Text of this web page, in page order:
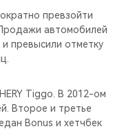
превзойти
автомобилей
превысили отметку
Tiggo. В 2012-ом
Второе и третье
Bonus и хетчбек